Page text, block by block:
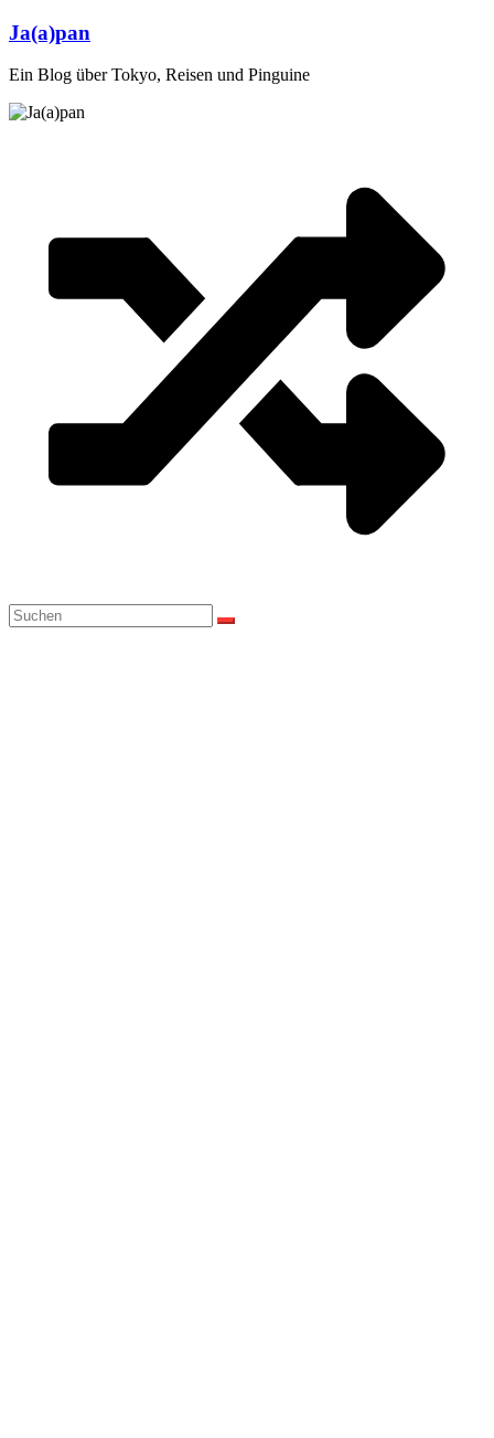
Zum
Inhalt
springen
Ja(a)pan
Ein Blog über Tokyo, Reisen und Pinguine